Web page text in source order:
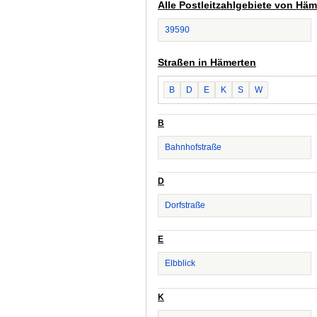
Alle Postleitzahlgebiete von
39590
Straßen in Hämerten
B D E K S W
B
Bahnhofstraße
D
Dorfstraße
E
Elbblick
K